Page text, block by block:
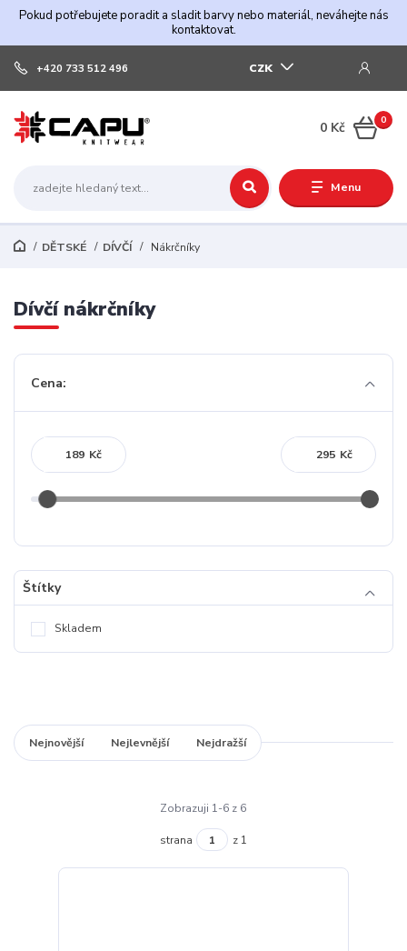
Pokud potřebujete poradit a sladit barvy nebo materiál, neváhejte nás
kontaktovat.
Menu
CZK
+420 733 512 496
0
0 Kč
DĚTSKÉ DÍVČÍ Nákrčníky
Dívčí nákrčníky
Cena:
Kč Kč
Štítky
Skladem
Nejnovější Nejlevnější Nejdražší
Zobrazuji 1-6 z 6
strana z 1